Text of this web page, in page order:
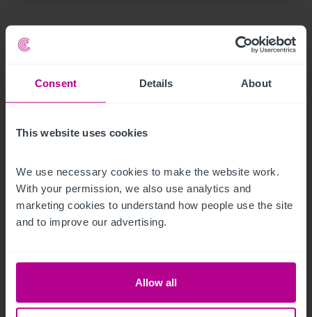
Consent Details About
This website uses cookies
We use necessary cookies to make the website work.
With your permission, we also use analytics and
marketing cookies to understand how people use the site
and to improve our advertising.
Allow all
7/12/2021
Christie & Co amplía su equipo en España
Notas de Prensa Hoteles Consultoría